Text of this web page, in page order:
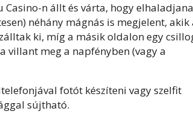
n állt és várta, hogy
néhány mágnás is megjelent, akik
ki, míg a másik oldalon egy
villant meg a napfényben (vagy a
fotót készíteni vagy szelfit
sújtható.